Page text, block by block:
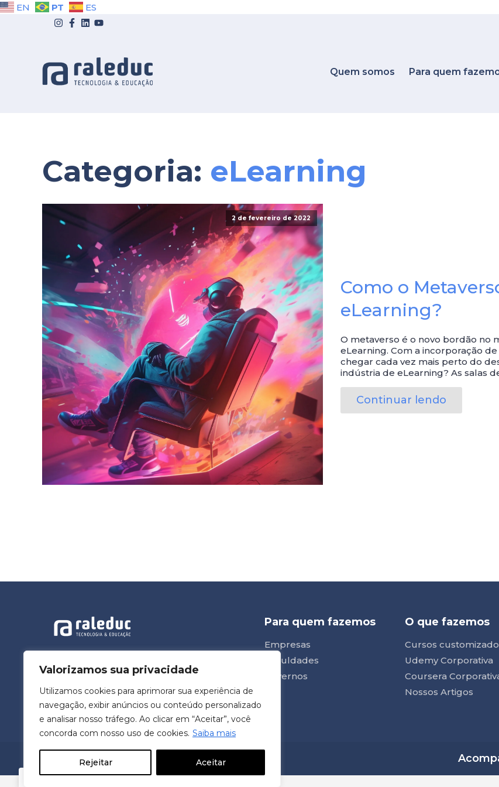
Valorizamos sua privacidade
Utilizamos cookies para aprimorar sua experiência de
navegação, exibir anúncios ou conteúdo personalizado
e analisar nosso tráfego. Ao clicar em “Aceitar”, você
concorda com nosso uso de cookies. Saiba mais
Rejeitar Aceitar
EN PT
ES
Quem somos Para quem
Categoria: eLearning
2 de fevereiro de 2022
Como o
eLearning?
O metaverso é o novo bordão no
eLearning. Com a incorporação
chegar cada vez mais perto do
indústria de eLearning? As salas
Continuar lendo
A Raleduc é uma empresa especialista
em Educação Corporativa Digital (ECD),
atuando desde 2001 para para
transformar o futuro da sua
Organização!
Para quem fazemos
Empresas
Faculdades
Governos
O que fazemos
Cursos
Udemy Corporativa
Coursera
Nossos Artigos
CNPJ: 04.615.450/0001-40